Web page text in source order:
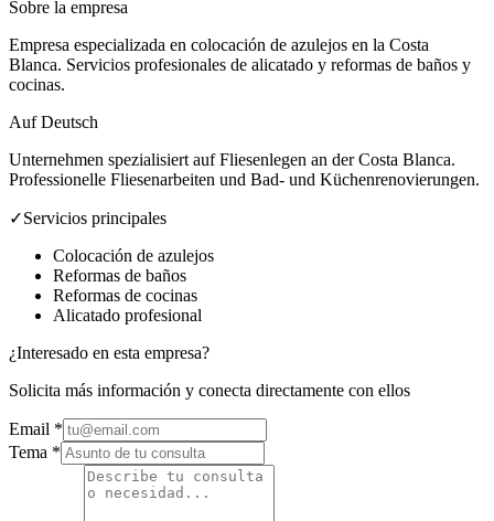
Sobre la empresa
Empresa especializada en colocación de azulejos en la Costa
Blanca. Servicios profesionales de alicatado y reformas de baños y
cocinas.
Auf Deutsch
Unternehmen spezialisiert auf Fliesenlegen an der Costa Blanca.
Professionelle Fliesenarbeiten und Bad- und Küchenrenovierungen.
✓Servicios principales
Colocación de azulejos
Reformas de baños
Reformas de cocinas
Alicatado profesional
¿Interesado en esta empresa?
Solicita más información y conecta directamente con ellos
Email *
Tema *